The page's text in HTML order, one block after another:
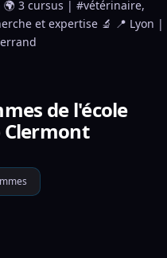
🌍 3 cursus | #vétérinaire,
et expertise 🔬 📍 Lyon |
de l'école
Clermont